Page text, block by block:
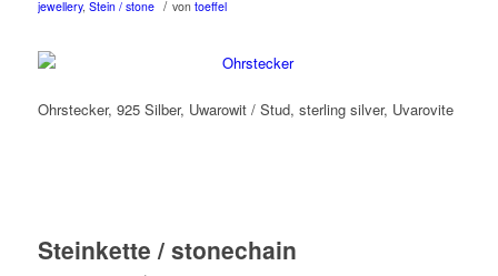
jewellery, Stein / stone / von toeffel
Ohrstecker, 925 Silber, Uwarowit / Stud, sterling silver, Uvarovite
Steinkette / stonechain